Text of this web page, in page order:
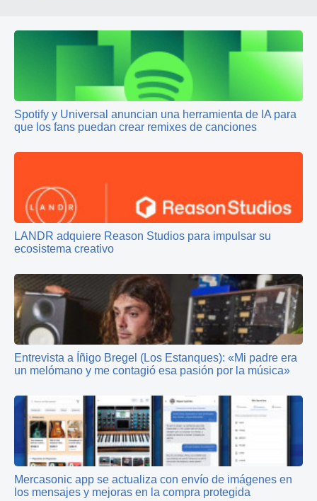
Spotify y Universal anuncian una herramienta de IA para
que los fans puedan crear remixes de canciones
LANDR adquiere Reason Studios para impulsar su
ecosistema creativo
Entrevista a Íñigo Bregel (Los Estanques): «Mi padre era
un melómano y me contagió esa pasión por la música»
Mercasonic app se actualiza con envío de imágenes en
los mensajes y mejoras en la compra protegida